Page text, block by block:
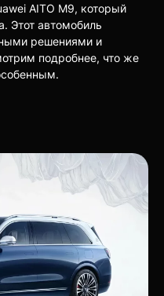
AITO M9, который
Этот автомобиль
решениями и
подробнее, что же